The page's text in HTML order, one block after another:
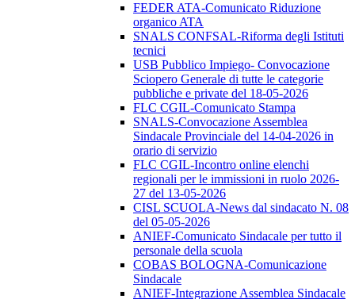
FEDER ATA-Comunicato Riduzione
organico ATA
SNALS CONFSAL-Riforma degli Istituti
tecnici
USB Pubblico Impiego- Convocazione
Sciopero Generale di tutte le categorie
pubbliche e private del 18-05-2026
FLC CGIL-Comunicato Stampa
SNALS-Convocazione Assemblea
Sindacale Provinciale del 14-04-2026 in
orario di servizio
FLC CGIL-Incontro online elenchi
regionali per le immissioni in ruolo 2026-
27 del 13-05-2026
CISL SCUOLA-News dal sindacato N. 08
del 05-05-2026
ANIEF-Comunicato Sindacale per tutto il
personale della scuola
COBAS BOLOGNA-Comunicazione
Sindacale
ANIEF-Integrazione Assemblea Sindacale